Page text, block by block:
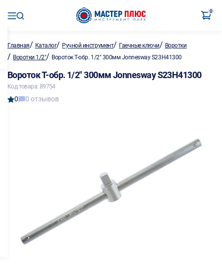
0
Главная/ Каталог/ Ручной инструмент/ Гаечные ключи/ Воротки
/ Воротки 1/2"/ Вороток Т-обр. 1/2" 300мм Jonnesway S23H41300
Вороток Т-обр. 1/2" 300мм Jonnesway S23H41300
Код товара: 89754
0 0 отзывов